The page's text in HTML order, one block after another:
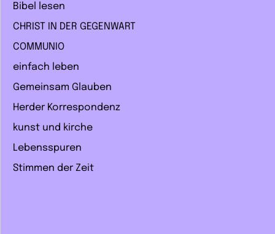
Bibel lesen
CHRIST IN DER GEGENWART
COMMUNIO
einfach leben
Gemeinsam Glauben
Herder Korrespondenz
kunst und kirche
Lebensspuren
Stimmen der Zeit